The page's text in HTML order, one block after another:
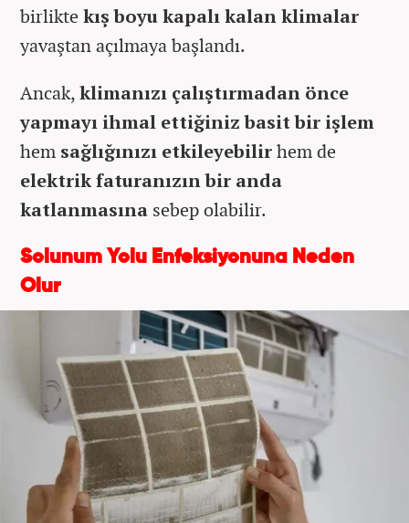
birlikte kış boyu kapalı kalan klimalar
yavaştan açılmaya başlandı.
Ancak,klimanızı çalıştırmadan önce
yapmayı ihmal ettiğiniz basit bir işlem
hem sağlığınızı etkileyebilirhem de
elektrik faturanızın bir anda
katlanmasına sebep olabilir.
Solunum Yolu Enfeksiyonuna Neden
Olur